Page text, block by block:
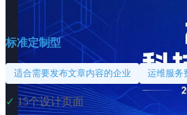
标准定制型
适合需要发布文章内容的企业 运维服务
✓ 15个设计页面